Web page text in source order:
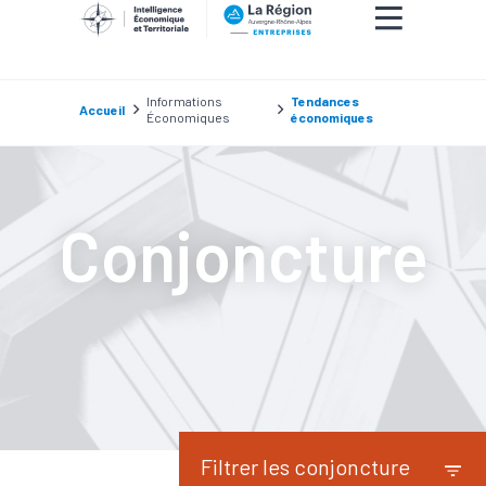
Accueil
Informations
Économiques
Tendances
économiques
Conjoncture
Filtrer les conjoncture